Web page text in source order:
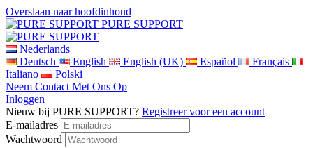
Overslaan naar hoofdinhoud
PURE SUPPORT
Nederlands
Deutsch
English English (UK) Español
Français
Italiano
Polski
Neem Contact Met Ons Op
Inloggen
Nieuw bij PURE SUPPORT? Registreer voor een account
E-mailadres
Wachtwoord